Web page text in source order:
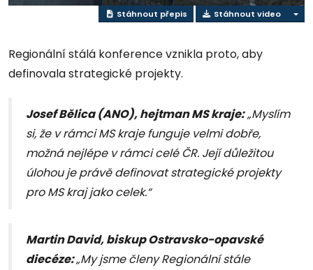
Stáhnout přepis Stáhnout video
Regionální stálá konference vznikla proto, aby
definovala strategické projekty.
Josef Bělica (ANO), hejtman MS kraje:„Myslím
si, že v rámci MS kraje funguje velmi dobře,
možná nejlépe v rámci celé ČR. Její důležitou
úlohou je právě definovat strategické projekty
pro MS kraj jako celek.“
Martin David, biskup Ostravsko-opavské
diecéze:„My jsme členy Regionální stále